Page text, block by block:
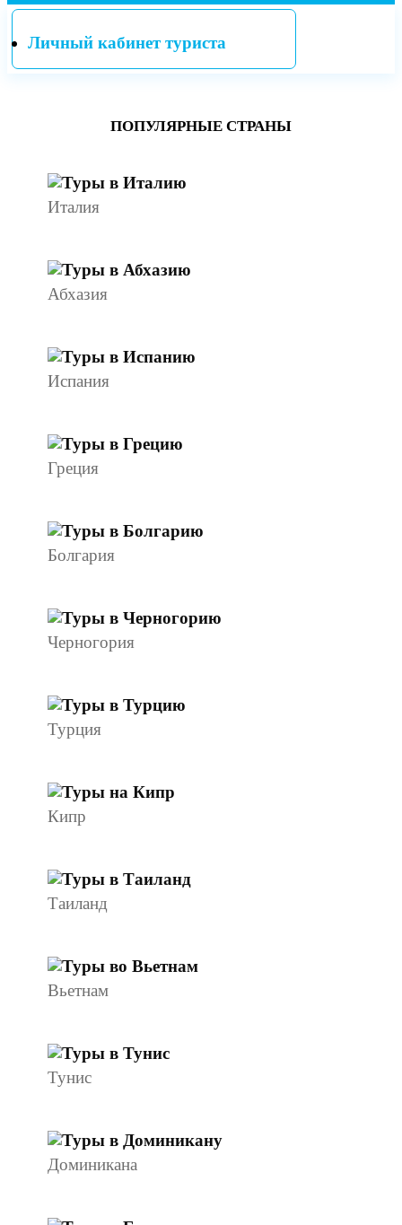
Личный кабинет туриста
ПОПУЛЯРНЫЕ СТРАНЫ
Италия
Абхазия
Испания
Греция
Болгария
Черногория
Турция
Кипр
Таиланд
Вьетнам
Тунис
Доминикана